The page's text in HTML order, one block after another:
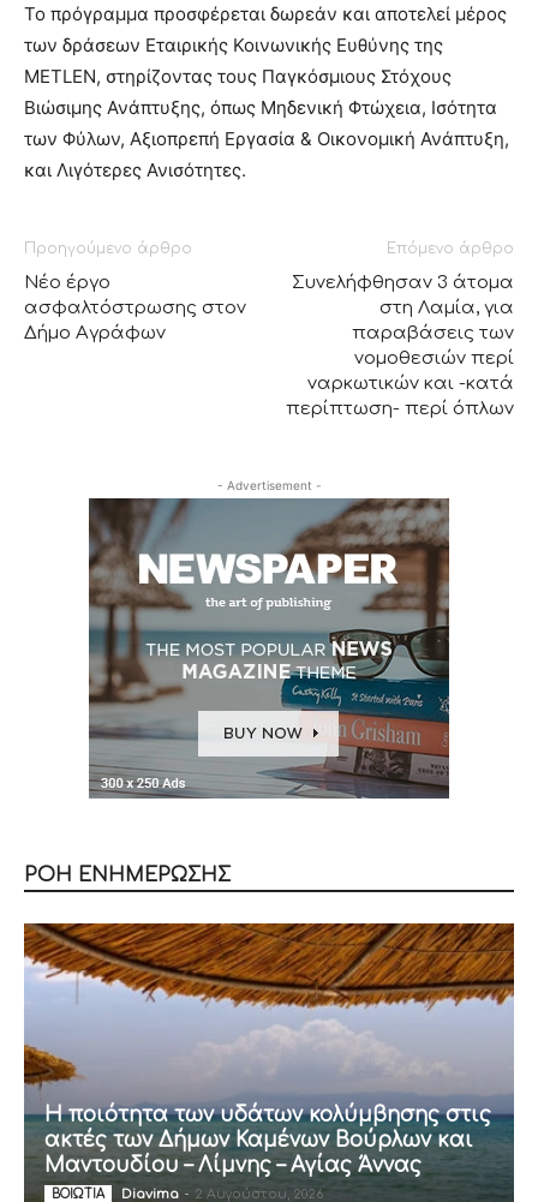
Το πρόγραμμα προσφέρεται δωρεάν και αποτελεί μέρος
των δράσεων Εταιρικής Κοινωνικής Ευθύνης της
METLEN, στηρίζοντας τους Παγκόσμιους Στόχους
Βιώσιμης Ανάπτυξης, όπως Μηδενική Φτώχεια, Ισότητα
των Φύλων, Αξιοπρεπή Εργασία & Οικονομική Ανάπτυξη,
και Λιγότερες Ανισότητες.
Προηγούμενο άρθρο
Νέο έργο
ασφαλτόστρωσης στον
Δήμο Αγράφων
Επόμενο άρθρο
Συνελήφθησαν 3 άτομα
στη Λαμία, για
παραβάσεις των
νομοθεσιών περί
ναρκωτικών και -κατά
περίπτωση- περί όπλων
- Advertisement -
ΡΟΗ ΕΝΗΜΕΡΩΣΗΣ
Η ποιότητα των υδάτων κολύμβησης στις
ακτές των Δήμων Καμένων Βούρλων και
Μαντουδίου – Λίμνης – Αγίας Άννας
ΒΟΙΩΤΙΑ Diavima - 2 Αυγούστου, 2026